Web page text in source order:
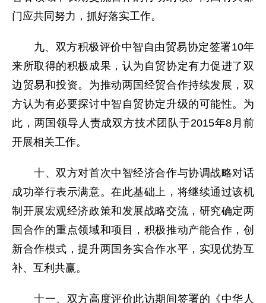
门应共同努力，抓好落实工作。
九、双方积极评价中智自由贸易协定签署10年
来所取得的积极成果，认为自贸协定有力促进了双
边贸易和投资。为推动两国经贸合作持续发展，双
方认为有必要探讨中智自贸协定升级的可能性。为
此，两国领导人责成双方技术团队于2015年8月前
开展相关工作。
十、双方对首次中智经济合作与协调战略对话
成功举行表示满意。在此基础上，将继续通过该机
制开展宏观经济政策和发展战略交流，研究确定两
国合作的重点领域和项目，积极推动产能合作，创
新合作模式，提升两国务实合作水平，实现优势互
补、互利共赢。
十一、双方高度评价此访期间签署的《中华人